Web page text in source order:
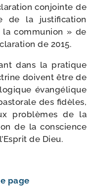
conjointe de
de la jus­ti­fi­ca­tion
la com­mu­nion » de
de 2015.
dans la pra­tique
doivent être de
évan­gé­lique
des fidèles,
pro­blèmes de la
de la conscience
de Dieu.
page